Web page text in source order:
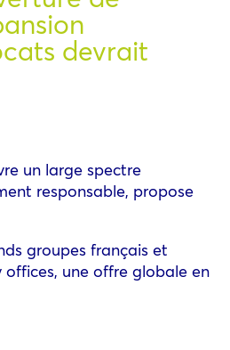
devrait
un large spectre
responsable, propose
groupes français et
une offre globale en